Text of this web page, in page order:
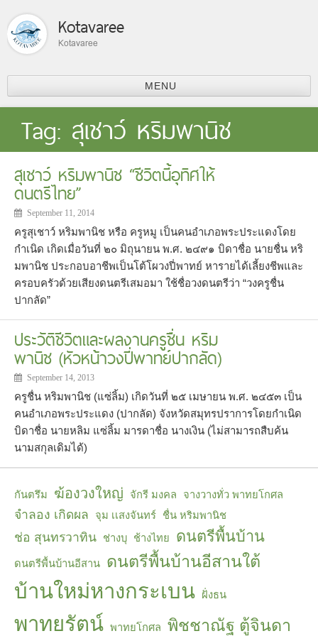
Kotavaree
Kotavaree
MENU
Tag: สุเชาว์ หริมพานิช
สุเชาว์ หริมพานิช “ชีวิตนี้อุทิศให้
ดนตรีไทย”
September 11, 2014
ครูสุเชาว์ หริมพานิช หรือ ครูหมู เป็นคนอำเภอพระประแดงโดย
กำเนิด เกิดเมื่อวันที่ ๒๐ มิถุนายน พ.ศ. ๒๔๙๑ บิดาชื่อ นายชื่น หริ
มพานิช ประกอบอาชีพเป็นโต้โผวงปี่พาทย์ หารายได้เลี้ยงชีพและ
ครอบครัวด้วยเสียงดนตรีเสมอมา ใช้ชื่อวงดนตรีว่า “วงครูชื่น
ปากลัด”
ประวัติชีวิตและผลงานครูชื่น หริม
พานิช (หัวหน้าวงปี่พาทย์ปากลัด)
September 14, 2013
ครูชื่น หริมพานิช (แซ่ลิ้ม) เกิดวันที่ ๒๕ เมษายน พ.ศ. ๒๔๕๓ เป็น
คนอำเภอพระประแดง (ปากลัด) จังหวัดสมุทรปราการโดยกำเนิด
บิดาชื่อ นายหลิม แซ่ลิ้ม มารดาชื่อ นางเงิน (ไม่สามารถสืบค้น
นามสกุลเดิมได้)
กันตรึม ฆ้องวงใหญ่ จักรี มงคล จางวางทั่ว พาทยโกศล
จำลอง เกิดผล จุม เเสงจันทร์ ชื่น หริมพานิช
ช่อ สุนทรวาทิน ช่างบุ ช้างไทย ดนตรีพื้นบ้าน
ดนตรีพื้นบ้านอีสาน ดนตรีพื้นบ้านอีสานใต้
บ้านใหม่หางกระเบน ฝั่งธน
พาทยรัตน์ พาทยโกศล พิชชาณัฐ ตู้จินดา